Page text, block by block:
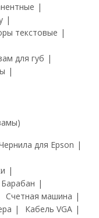
текстовые
для губ
для Epson
Барабан
Счетная машина
Кабель VGA